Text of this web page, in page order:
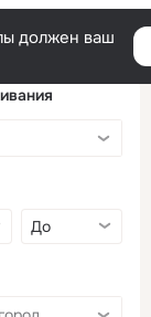
должен ваш